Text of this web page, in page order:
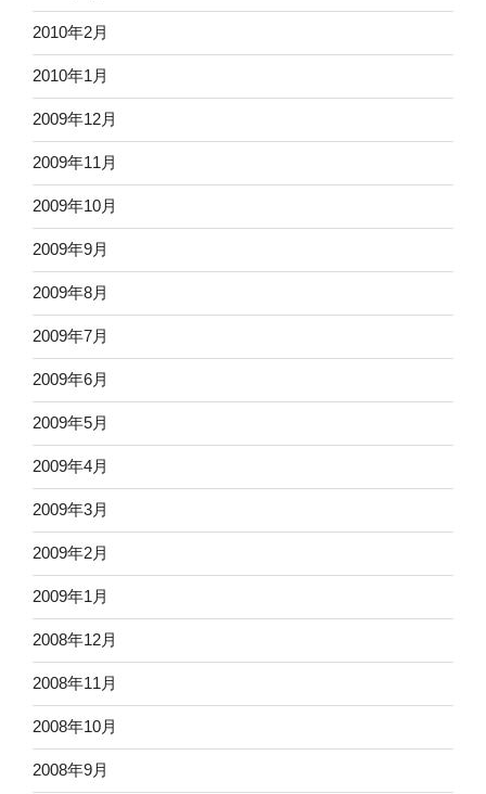
2010年2月
2010年1月
2009年12月
2009年11月
2009年10月
2009年9月
2009年8月
2009年7月
2009年6月
2009年5月
2009年4月
2009年3月
2009年2月
2009年1月
2008年12月
2008年11月
2008年10月
2008年9月